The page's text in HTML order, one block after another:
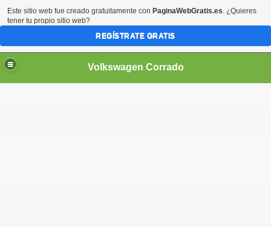
Volkswagen Corrado
Este sitio web fue creado gratuitamente con PaginaWebGratis.es. ¿Quieres
tener tu propio sitio web?
REGÍSTRATE GRATIS